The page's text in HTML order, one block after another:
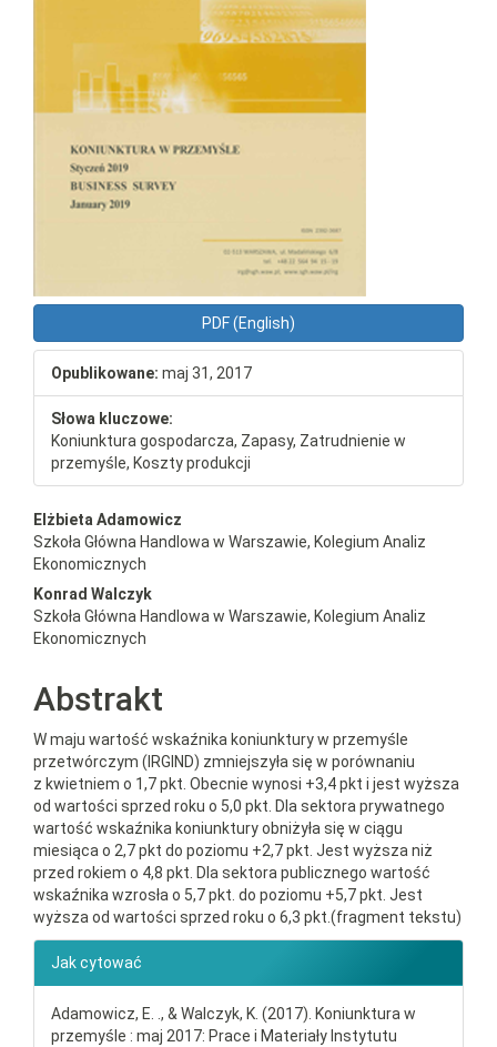
PDF (English)
Opublikowane: maj 31, 2017
Słowa kluczowe:
Koniunktura gospodarcza, Zapasy, Zatrudnienie w
przemyśle, Koszty produkcji
Elżbieta Adamowicz
Szkoła Główna Handlowa w Warszawie, Kolegium Analiz
Ekonomicznych
Konrad Walczyk
Szkoła Główna Handlowa w Warszawie, Kolegium Analiz
Ekonomicznych
Abstrakt
W maju wartość wskaźnika koniunktury w przemyśle
przetwórczym (IRGIND) zmniejszyła się w porównaniu
z kwietniem o 1,7 pkt. Obecnie wynosi +3,4 pkt i jest wyższa
od wartości sprzed roku o 5,0 pkt. Dla sektora prywatnego
wartość wskaźnika koniunktury obniżyła się w ciągu
miesiąca o 2,7 pkt do poziomu +2,7 pkt. Jest wyższa niż
przed rokiem o 4,8 pkt. Dla sektora publicznego wartość
wskaźnika wzrosła o 5,7 pkt. do poziomu +5,7 pkt. Jest
wyższa od wartości sprzed roku o 6,3 pkt.(fragment tekstu)
Jak cytować
Adamowicz, E. ., & Walczyk, K. (2017). Koniunktura w
przemyśle : maj 2017: Prace i Materiały Instytutu